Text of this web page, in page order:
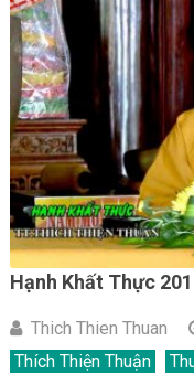
Hạnh Khất Thực
Thich Thien Thuan
Thích Thiện Thuận